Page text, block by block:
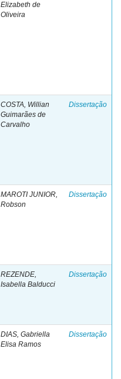
Elizabeth de
Oliveira
COSTA, Willian
Guimarães de
Carvalho
Dissertação
MAROTI JUNIOR,
Robson
Dissertação
REZENDE,
Isabella Balducci
Dissertação
DIAS, Gabriella
Elisa Ramos
Dissertação